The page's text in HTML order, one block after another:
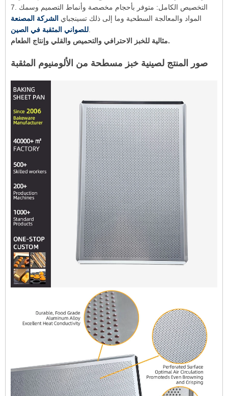
7. التخصيص الكامل: متوفر بأحجام مخصصة وأنماط التصميم وسمك
المواد والمعالجة السطحية وما إلى ذلك تسينجباي الشركة المصنعة
للصواني المثقبة في الصين
مثالية للخبز الاحترافي والتحميص والقلي وإنتاج الطعام.
صور المنتج لصينية خبز مسطحة من الألومنيوم المثقبة